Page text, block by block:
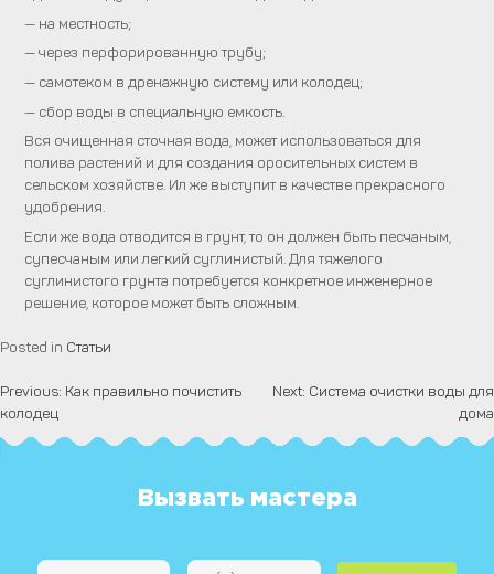
— на местность;
— через перфорированную трубу;
— самотеком в дренажную систему или колодец;
— сбор воды в специальную емкость.
Вся очищенная сточная вода, может использоваться для
полива растений и для создания оросительных систем в
сельском хозяйстве. Ил же выступит в качестве прекрасного
удобрения.
Если же вода отводится в грунт, то он должен быть песчаным,
супесчаным или легкий суглинистый. Для тяжелого
суглинистого грунта потребуется конкретное инженерное
решение, которое может быть сложным.
Posted in Статьи
Навигация
Previous: Как правильно почистить
колодец
Next: Система очистки воды для
дома
Вызвать мастера